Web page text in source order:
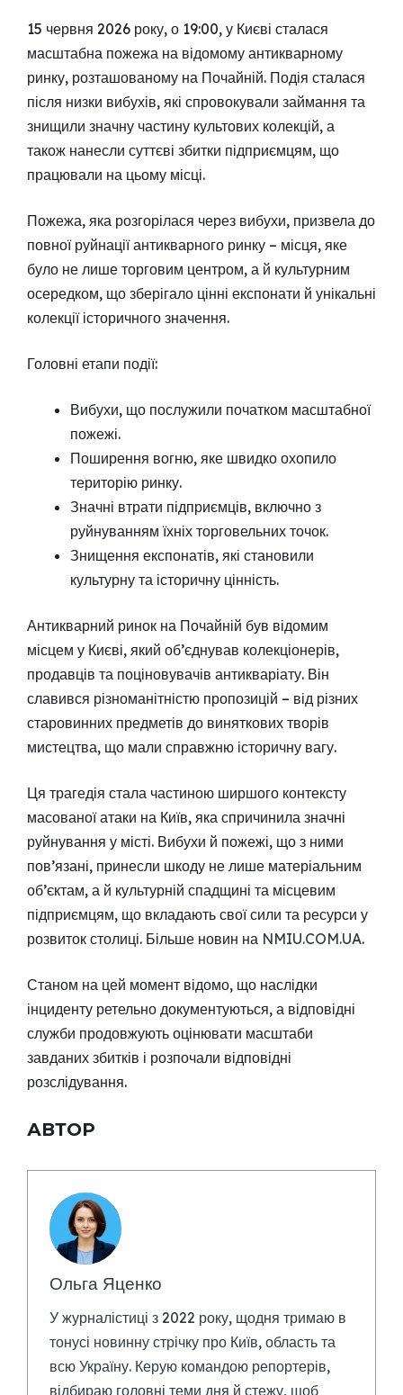
15 червня 2026 року, о 19:00, у Києві сталася
масштабна пожежа на відомому антикварному
ринку, розташованому на Почайній. Подія сталася
після низки вибухів, які спровокували займання та
знищили значну частину культових колекцій, а
також нанесли суттєві збитки підприємцям, що
працювали на цьому місці.
Пожежа, яка розгорілася через вибухи, призвела до
повної руйнації антикварного ринку – місця, яке
було не лише торговим центром, а й культурним
осередком, що зберігало цінні експонати й унікальні
колекції історичного значення.
Головні етапи події:
Вибухи, що послужили початком масштабної
пожежі.
Поширення вогню, яке швидко охопило
територію ринку.
Значні втрати підприємців, включно з
руйнуванням їхніх торговельних точок.
Знищення експонатів, які становили
культурну та історичну цінність.
Антикварний ринок на Почайній був відомим
місцем у Києві, який об’єднував колекціонерів,
продавців та поціновувачів антикваріату. Він
славився різноманітністю пропозицій – від різних
старовинних предметів до виняткових творів
мистецтва, що мали справжню історичну вагу.
Ця трагедія стала частиною ширшого контексту
масованої атаки на Київ, яка спричинила значні
руйнування у місті. Вибухи й пожежі, що з ними
пов’язані, принесли шкоду не лише матеріальним
об’єктам, а й культурній спадщині та місцевим
підприємцям, що вкладають свої сили та ресурси у
розвиток столиці. Більше новин на NMIU.COM.UA.
Станом на цей момент відомо, що наслідки
інциденту ретельно документуються, а відповідні
служби продовжують оцінювати масштаби
завданих збитків і розпочали відповідні
розслідування.
АВТОР
Ольга Яценко
У журналістиці з 2022 року, щодня тримаю в
тонусі новинну стрічку про Київ, область та
всю Україну. Керую командою репортерів,
відбираю головні теми дня й стежу, щоб